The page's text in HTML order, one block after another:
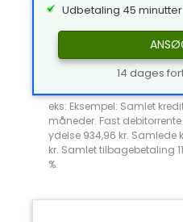
Udbetaling 45 minutter
14 dages
eks: Eksempel: Samlet
måneder. Fast debitorrente
ydelse 934,96 kr. Samlede
kr. Samlet tilbagebetaling
%.